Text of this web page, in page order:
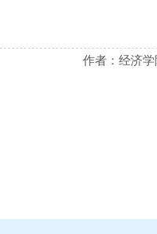
作者：经济